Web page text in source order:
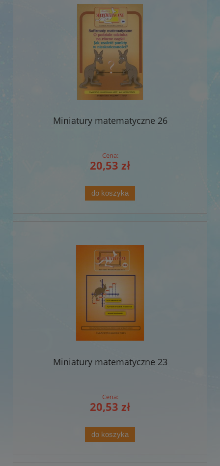
Miniatury matematyczne 26
Cena:
20,53 zł
do koszyka
Miniatury matematyczne 23
Cena:
20,53 zł
do koszyka